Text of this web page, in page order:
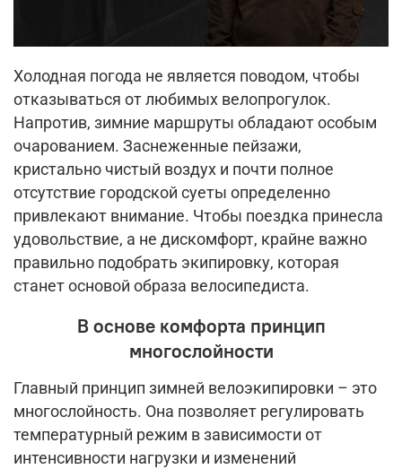
Холодная погода не является поводом, чтобы
отказываться от любимых велопрогулок.
Напротив, зимние маршруты обладают особым
очарованием. Заснеженные пейзажи,
кристально чистый воздух и почти полное
отсутствие городской суеты определенно
привлекают внимание. Чтобы поездка принесла
удовольствие, а не дискомфорт, крайне важно
правильно подобрать экипировку, которая
станет основой образа велосипедиста.
В основе комфорта принцип
многослойности
Главный принцип зимней велоэкипировки – это
многослойность. Она позволяет регулировать
температурный режим в зависимости от
интенсивности нагрузки и изменений